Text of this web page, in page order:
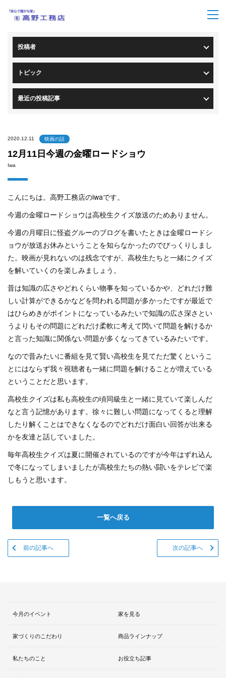
投稿者
トピック
最近の投稿記事
2020.12.11 映画の話
12月11日今週の金曜ロードショウ
Iwa
こんにちは。高野工務店のiwaです。
今週の金曜ロードショウは高校生クイズ放送のためありません。
今週の月曜日に怪盗グルーのブログを書いたときは金曜ロードシ
ョウが放送お休みということを知らなかったのでびっくりしまし
た。映画が見れないのは残念ですが、高校生たちと一緒にクイズ
を解いていくのを楽しみましょう。
昔は知識の広さやどれくらい物事を知っているかや、どれだけ難
しい計算ができるかなどを問われる問題が多かったですが最近で
はひらめきがポイントになっているみたいで知識の広さ深さとい
うよりもその問題にどれだけ柔軟に考えて閃いて問題を解けるか
と言った知識に関係ない問題が多くなってきているみたいです。
なので昔みたいに番組を見て賢い高校生を見てただ驚くというこ
とにはならず我々視聴者も一緒に問題を解けることが増えている
ということだと思います。
高校生クイズは私も高校生の頃同級生と一緒に見ていて楽しんだ
なと言う記憶があります。徐々に難しい問題になってくると理解
したり解くことはできなくなるのでどれだけ面白い回答が出来る
かを友達と話していました。
毎年高校生クイズは夏に開催されているのですが今年はずれ込ん
で冬になってしまいましたが高校生たちの熱い闘いをテレビで楽
しもうと思います。
一覧へ戻る
前の記事へ 次の記事へ
今月のイベント 家を見る
家づくりのこだわり 商品ラインナップ
私たちのこと お役立ち記事